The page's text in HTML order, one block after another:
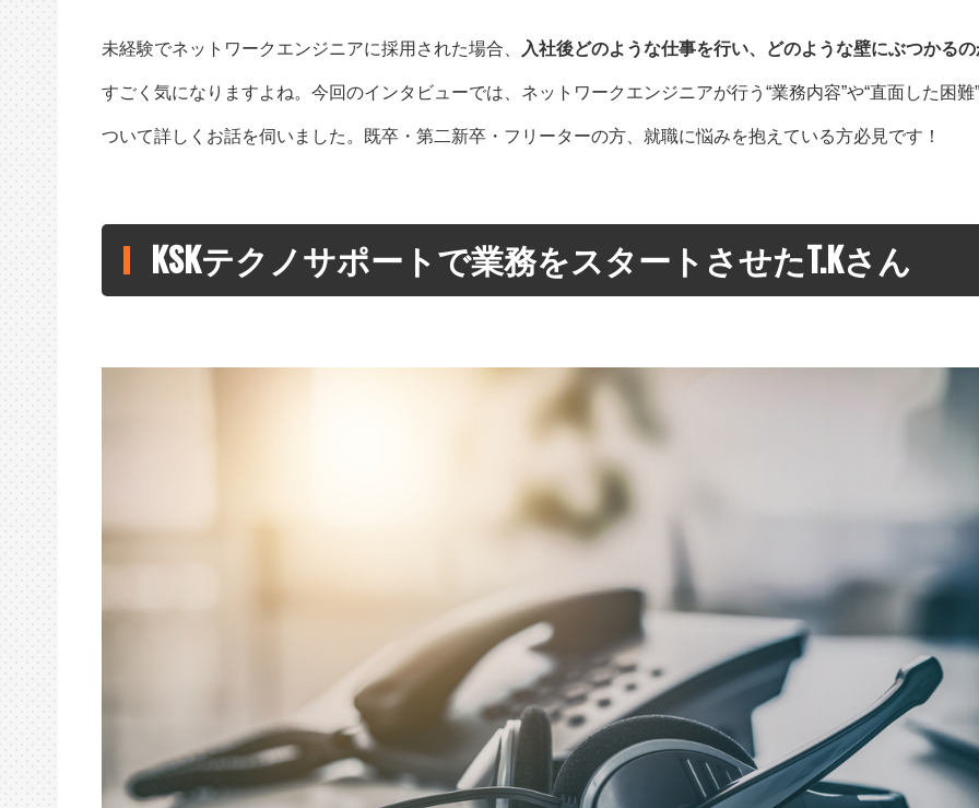
未経験でネットワークエンジニアに採用された場合、 入社後どのような仕事を行い、どのような壁にぶつかるの
すごく気になりますよね。今回のインタビューでは、ネットワークエンジニアが行う“業務内容”や“直面した困難
ついて詳しくお話を伺いました。既卒・第二新卒・フリーターの方、就職に悩みを抱えている方必見です！
KSKテクノサポートで業務をスタートさせたT.Kさん